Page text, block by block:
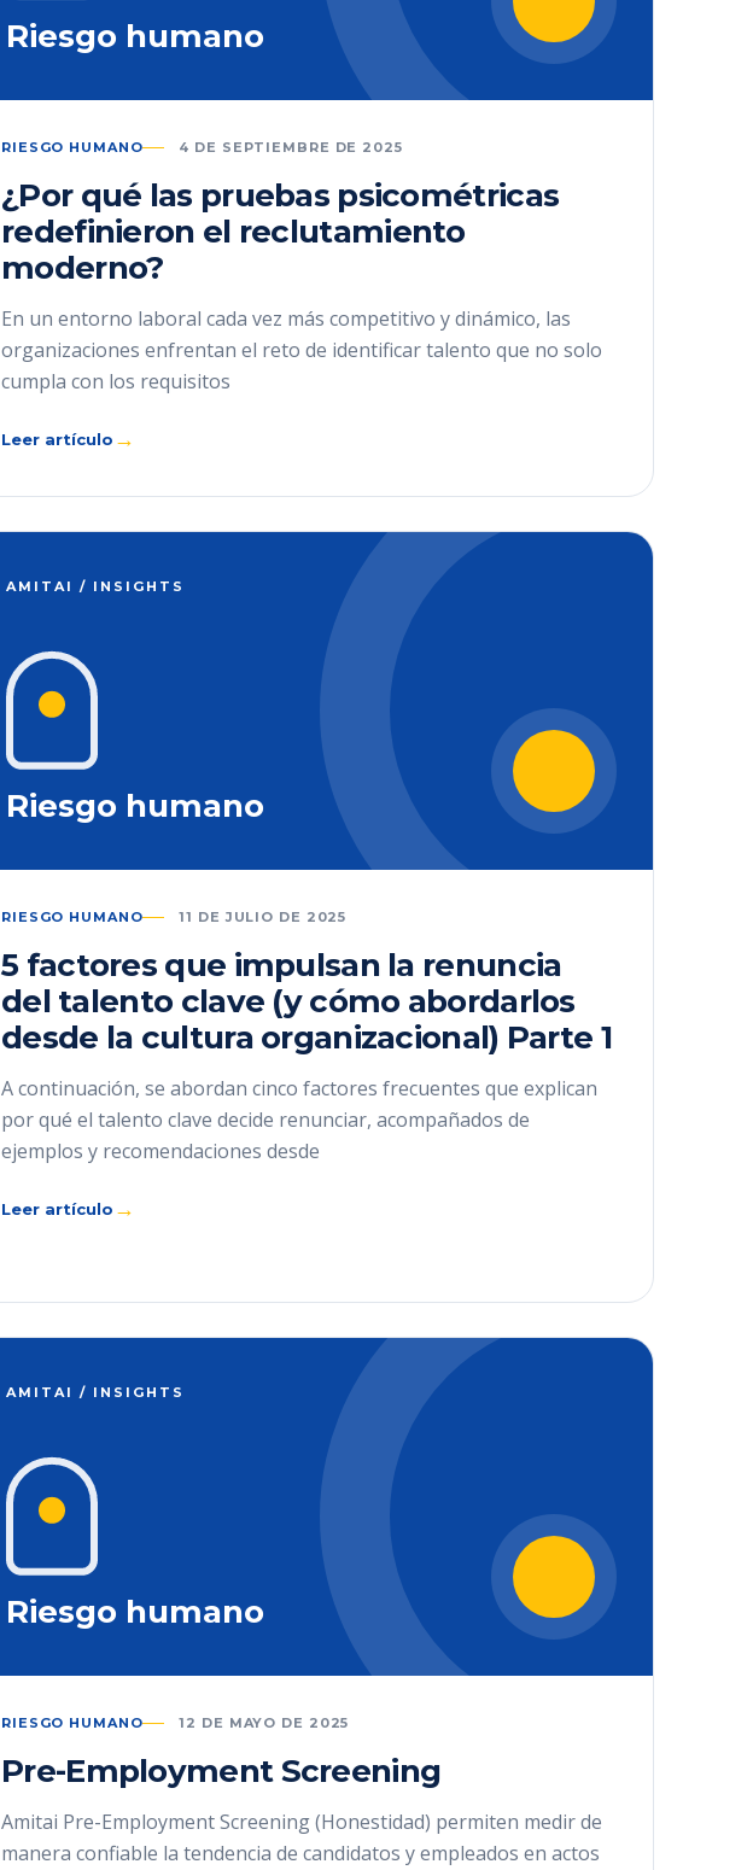
Riesgo humano
RIESGO HUMANO 4 DE SEPTIEMBRE DE 2025
¿Por qué las pruebas psicométricas
redefinieron el reclutamiento
moderno?
En un entorno laboral cada vez más competitivo y dinámico, las
organizaciones enfrentan el reto de identificar talento que no solo
cumpla con los requisitos
Leer artículo →
AMITAI / INSIGHTS
Riesgo humano
RIESGO HUMANO 11 DE JULIO DE 2025
5 factores que impulsan la renuncia
del talento clave (y cómo abordarlos
desde la cultura organizacional) Parte 1
A continuación, se abordan cinco factores frecuentes que explican
por qué el talento clave decide renunciar, acompañados de
ejemplos y recomendaciones desde
Leer artículo →
AMITAI / INSIGHTS
Riesgo humano
RIESGO HUMANO 12 DE MAYO DE 2025
Pre-Employment Screening
Amitai Pre-Employment Screening (Honestidad) permiten medir de
manera confiable la tendencia de candidatos y empleados en actos